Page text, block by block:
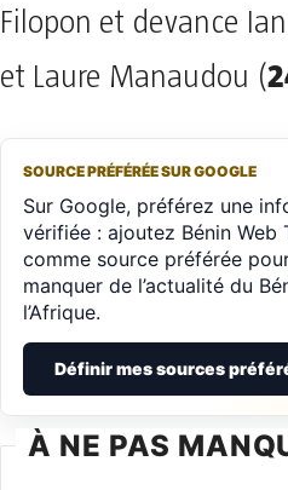
Filopon et devance
et Laure Manaudou (
SOURCE PRÉFÉRÉE SUR GOOGLE
Sur Google, préférez une
vérifiée : ajoutez Bénin Web
comme source préférée
manquer de l’actualité du
l’Afrique.
Définir mes sources
À NE PAS